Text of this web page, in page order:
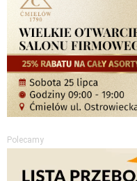
Polecamy